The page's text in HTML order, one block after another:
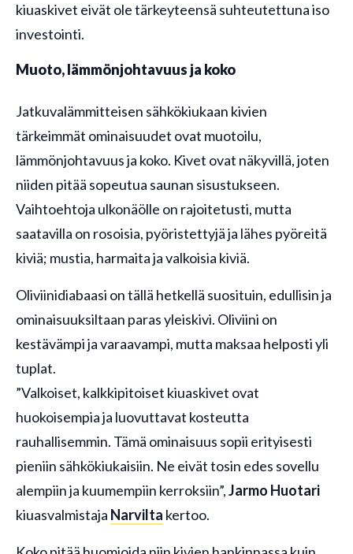
kiuaskivet eivät ole tärkeyteensä suhteutettuna iso
investointi.
Muoto, lämmönjohtavuus ja koko
Jatkuvalämmitteisen sähkökiukaan kivien
tärkeimmät ominaisuudet ovat muotoilu,
lämmönjohtavuus ja koko. Kivet ovat näkyvillä, joten
niiden pitää sopeutua saunan sisustukseen.
Vaihtoehtoja ulkonäölle on rajoitetusti, mutta
saatavilla on rosoisia, pyöristettyjä ja lähes pyöreitä
kiviä; mustia, harmaita ja valkoisia kiviä.
Oliviinidiabaasi on tällä hetkellä suosituin, edullisin ja
ominaisuuksiltaan paras yleiskivi. Oliviini on
kestävämpi ja varaavampi, mutta maksaa helposti yli
tuplat.
”Valkoiset, kalkkipitoiset kiuaskivet ovat
huokoisempia ja luovuttavat kosteutta
rauhallisemmin. Tämä ominaisuus sopii erityisesti
pieniin sähkökiukaisiin. Ne eivät tosin edes sovellu
alempiin ja kuumempiin kerroksiin”,Jarmo Huotari
kiuasvalmistaja Narvilta kertoo.